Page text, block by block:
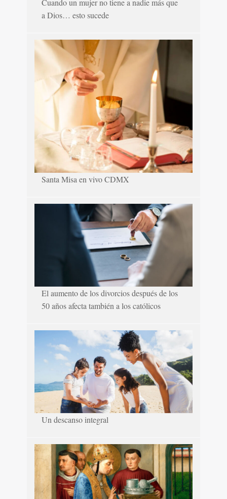
Cuando un mujer no tiene a nadie más que
a Dios… esto sucede
Santa Misa en vivo CDMX
El aumento de los divorcios después de los
50 años afecta también a los católicos
Un descanso integral